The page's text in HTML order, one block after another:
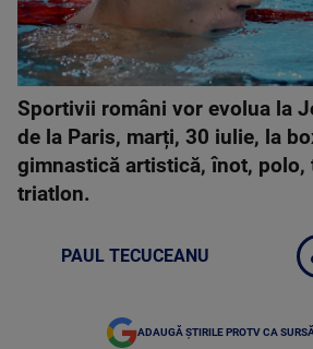
Sportivii români vor evolua la
de la Paris, marți, 30 iulie, la
gimnastică artistică, înot, polo,
triatlon.
PAUL TECUCEANU
ADAUGĂ ȘTIRILE PROTV CA